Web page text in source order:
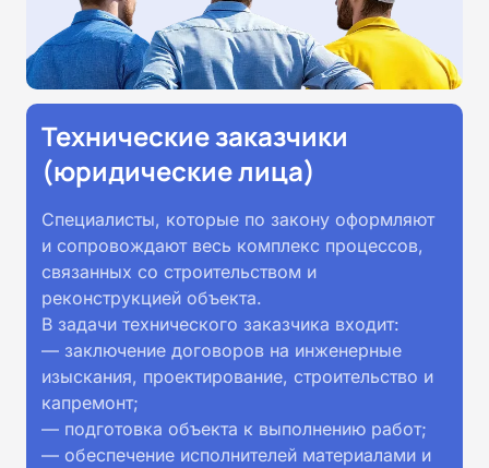
Технические заказчики
(юридические лица)
Специалисты, которые по закону оформляют
и сопровождают весь комплекс процессов,
связанных со строительством и
реконструкцией объекта.
В задачи технического заказчика входит:
— заключение договоров на инженерные
изыскания, проектирование, строительство и
капремонт;
— подготовка объекта к выполнению работ;
— обеспечение исполнителей материалами и